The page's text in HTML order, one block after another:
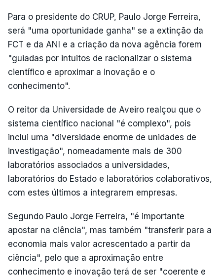
Para o presidente do CRUP, Paulo Jorge Ferreira,
será "uma oportunidade ganha" se a extinção da
FCT e da ANI e a criação da nova agência forem
"guiadas por intuitos de racionalizar o sistema
científico e aproximar a inovação e o
conhecimento".
O reitor da Universidade de Aveiro realçou que o
sistema científico nacional "é complexo", pois
inclui uma "diversidade enorme de unidades de
investigação", nomeadamente mais de 300
laboratórios associados a universidades,
laboratórios do Estado e laboratórios colaborativos,
com estes últimos a integrarem empresas.
Segundo Paulo Jorge Ferreira, "é importante
apostar na ciência", mas também "transferir para a
economia mais valor acrescentado a partir da
ciência", pelo que a aproximação entre
conhecimento e inovação terá de ser "coerente e